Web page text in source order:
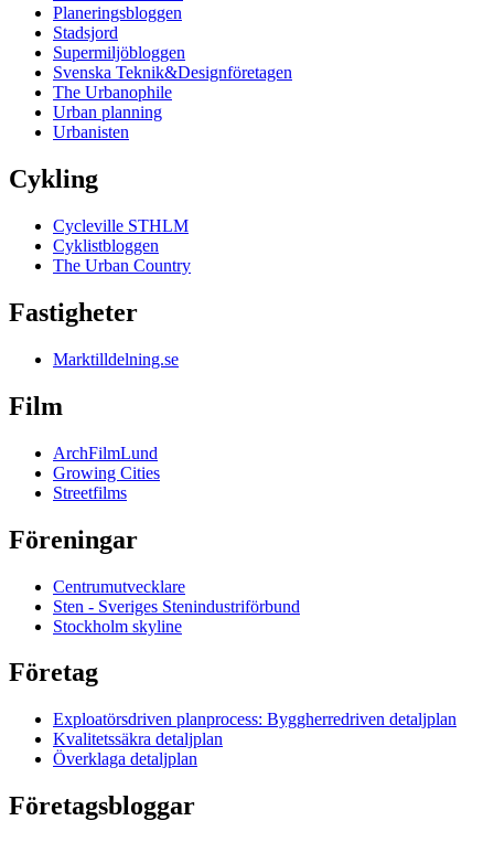
Planeringsbloggen
Stadsjord
Supermiljöbloggen
Svenska Teknik&Designföretagen
The Urbanophile
Urban planning
Urbanisten
Cykling
Cycleville STHLM
Cyklistbloggen
The Urban Country
Fastigheter
Marktilldelning.se
Film
ArchFilmLund
Growing Cities
Streetfilms
Föreningar
Centrumutvecklare
Sten - Sveriges Stenindustriförbund
Stockholm skyline
Företag
Exploatörsdriven planprocess: Byggherredriven detaljplan
Kvalitetssäkra detaljplan
Överklaga detaljplan
Företagsbloggar